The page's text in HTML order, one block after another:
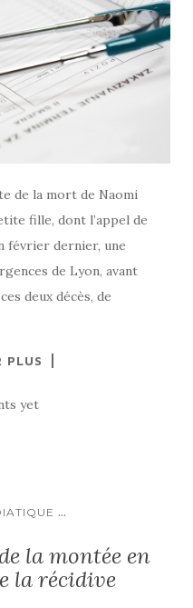
de la mort de Naomi
fille, dont l’appel de
février dernier, une
de Lyon, avant
deux décès, de
PLUS
yet
...
la montée en
la récidive